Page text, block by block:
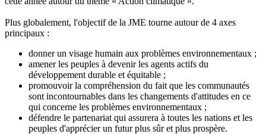
Plus globalement, l'objectif de la JME tourne autour de 4 axes
principaux :
donner un visage humain aux problèmes environnementaux ;
amener les peuples à devenir les agents actifs du
développement durable et équitable ;
promouvoir la compréhension du fait que les communautés
sont incontournables dans les changements d'attitudes en ce
qui concerne les problèmes environnementaux ;
défendre le partenariat qui assurera à toutes les nations et les
peuples d'apprécier un futur plus sûr et plus prospère.